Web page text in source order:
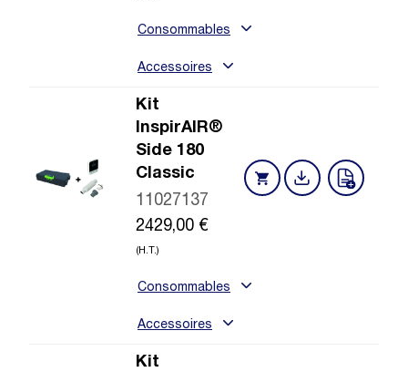
Consommables
Accessoires
Kit
InspirAIR®
Side 180
Classic
11027137
2429,00 €
(H.T.)
Consommables
Accessoires
Kit